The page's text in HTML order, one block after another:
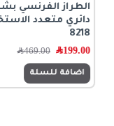
الطراز الفرنسي
دائري متعدد
8218
199.00﷼ 469.00﷼
اضافة للسلة